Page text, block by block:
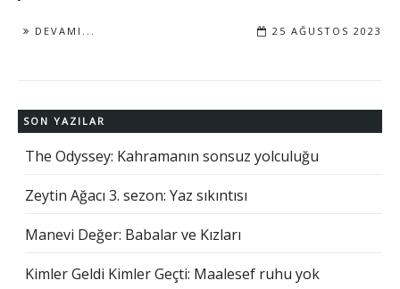
DEVAMI... 25 AĞUSTOS 2023
SON YAZILAR
The Odyssey: Kahramanın sonsuz yolculuğu
Zeytin Ağacı 3. sezon: Yaz sıkıntısı
Manevi Değer: Babalar ve Kızları
Kimler Geldi Kimler Geçti: Maalesef ruhu yok